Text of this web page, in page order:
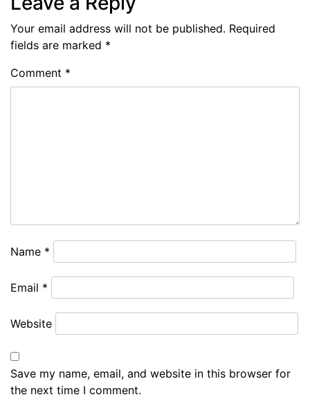
Your email address will not be published. Required
fields are marked *
Comment *
Name *
Email *
Website
Save my name, email, and website in this browser for
the next time I comment.